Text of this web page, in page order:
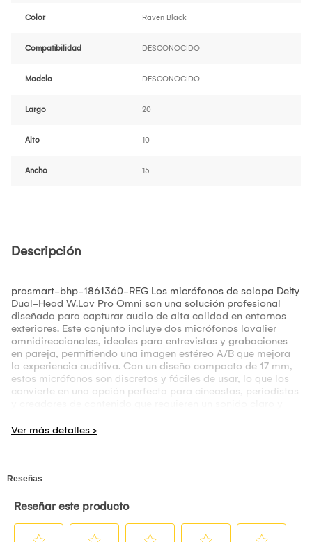
Color Raven Black
Compatibilidad DESCONOCIDO
Modelo DESCONOCIDO
Largo 20
Alto 10
Ancho 15
Descripción
prosmart-bhp-1861360-REG Los micrófonos de solapa Deity
Dual-Head W.Lav Pro Omni son una solución profesional
diseñada para capturar audio de alta calidad en entornos
exteriores. Este conjunto incluye dos micrófonos lavalier
omnidireccionales, ideales para entrevistas y grabaciones
en pareja, permitiendo una imagen estéreo A/B que mejora
la experiencia auditiva. Con un diseño compacto de 17 mm,
estos micrófonos son discretos y fáciles de usar, lo que los
convierte en una opción perfecta para cineastas, periodistas
equipado con un kit de exterior de Bubblebee, que incluye
protección adicional contra la humedad y el polvo, lo que
comprometer la calidad del audio. Además, el conector de
asegura una conexión segura y confiable a dispositivos